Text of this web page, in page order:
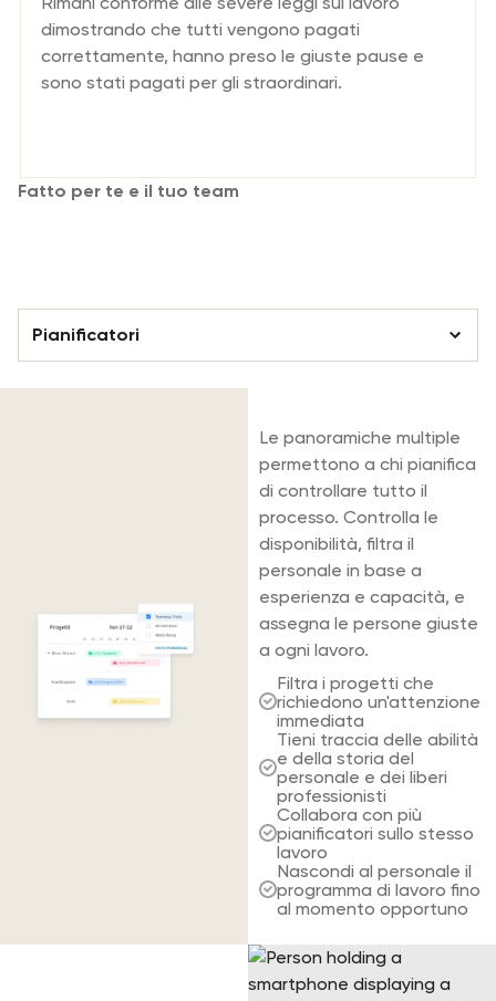
dimostrando che tutti vengono pagati
correttamente, hanno preso le giuste pause e
sono stati pagati per gli straordinari.
Fatto per te e il tuo team
Pianificatori
Pianificatori
Contabilità e amministrazione
Le panoramiche multiple
permettono a chi pianifica
di controllare tutto il
processo. Controlla le
disponibilità, filtra il
personale in base a
esperienza e capacità, e
assegna le persone giuste
a ogni lavoro.
Filtra i progetti che
richiedono un'attenzione
immediata
Tieni traccia delle abilità
e della storia del
personale e dei liberi
professionisti
Collabora con più
pianificatori sullo stesso
lavoro
Nascondi al personale il
programma di lavoro fino
al momento opportuno